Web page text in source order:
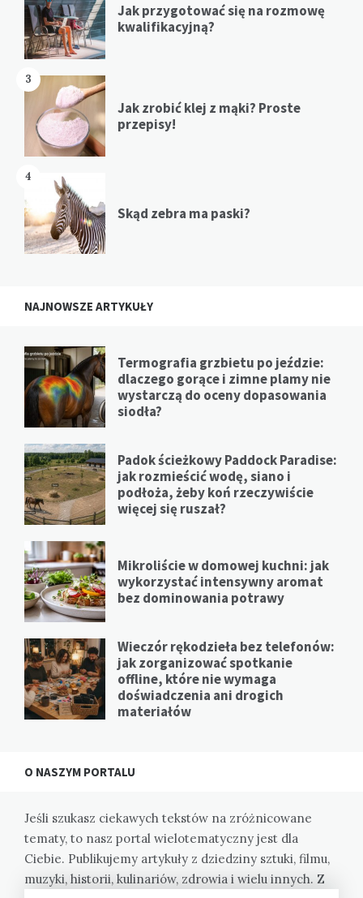
Jak przygotować się na rozmowę
kwalifikacyjną?
3
Jak zrobić klej z mąki? Proste
przepisy!
4
Skąd zebra ma paski?
NAJNOWSZE ARTYKUŁY
Termografia grzbietu po jeździe:
dlaczego gorące i zimne plamy nie
wystarczą do oceny dopasowania
siodła?
Padok ścieżkowy Paddock Paradise:
jak rozmieścić wodę, siano i
podłoża, żeby koń rzeczywiście
więcej się ruszał?
Mikroliście w domowej kuchni: jak
wykorzystać intensywny aromat
bez dominowania potrawy
Wieczór rękodzieła bez telefonów:
jak zorganizować spotkanie
offline, które nie wymaga
doświadczenia ani drogich
materiałów
O NASZYM PORTALU
Jeśli szukasz ciekawych tekstów na zróżnicowane
tematy, to nasz portal wielotematyczny jest dla
Ciebie. Publikujemy artykuły z dziedziny sztuki, filmu,
muzyki, historii, kulinariów, zdrowia i wielu innych. Z